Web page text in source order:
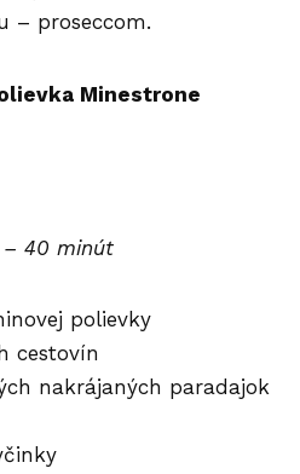
– proseccom.
Minestrone
40 minút
polievky
cestovín
nakrájaných paradajok